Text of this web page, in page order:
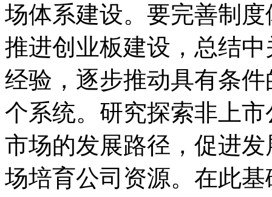
场体系建设。要完善制
推进创业板建设，总结
经验，逐步推动具有条
个系统。研究探索非上
市场的发展路径，促进
场培育公司资源。在此